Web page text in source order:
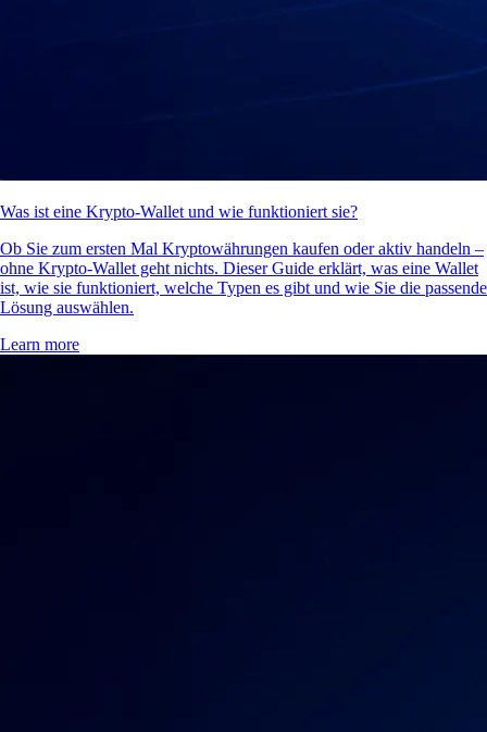
Was ist eine Krypto-Wallet und wie funktioniert sie?
Ob Sie zum ersten Mal Kryptowährungen kaufen oder aktiv handeln –
ohne Krypto-Wallet geht nichts. Dieser Guide erklärt, was eine Wallet
ist, wie sie funktioniert, welche Typen es gibt und wie Sie die passende
Lösung auswählen.
Learn more